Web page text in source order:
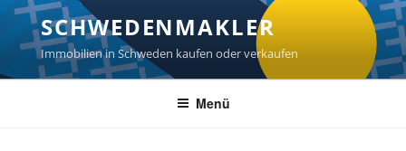
Zum
Inhalt
springen
SCHWEDENMAKLER
Immobilien in Schweden kaufen oder verkaufen
Menü